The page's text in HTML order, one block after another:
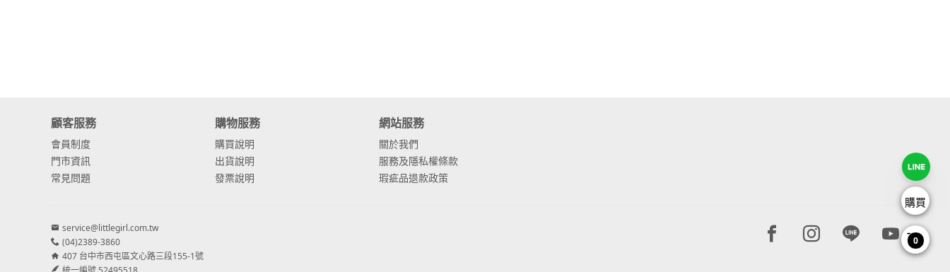
- 日本繡球花
- 重瓣繡球花
- 其他繡球花
- 滿天星⧸木滿天星
- 黑種草⧸東方黑種
顧客服務
會員制度
門市資訊
常見問題
購物服務
購買說明
出貨說明
發票說明
網站服務
關於我們
服務及隱私權條款
瑕疵品退款政策
service@littlegirl.com.tw
(04)2389-3860
407 台中市西屯區文心路三段155-1號
Facebook page
Instagram page
Line pageYoutube
購買
0